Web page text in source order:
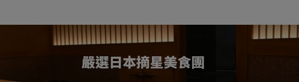
嚴選日本摘星美食團